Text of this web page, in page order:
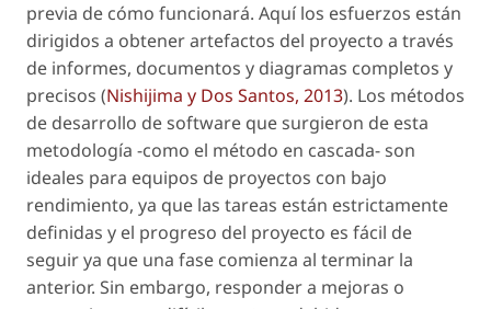
previa de cómo funcionará. Aquí los esfuerzos están
dirigidos a obtener artefactos del proyecto a través
de informes, documentos y diagramas completos y
precisos (Nishijima y Dos Santos, 2013). Los métodos
de desarrollo de software que surgieron de esta
metodología -como el método en cascada- son
ideales para equipos de proyectos con bajo
rendimiento, ya que las tareas están estrictamente
definidas y el progreso del proyecto es fácil de
seguir ya que una fase comienza al terminar la
anterior. Sin embargo, responder a mejoras o